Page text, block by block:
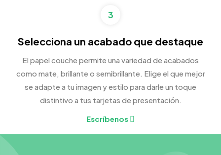
3
Selecciona un acabado que destaque
El papel couche permite una variedad de acabados
como mate, brillante o semibrillante. Elige el que mejor
se adapte a tu imagen y estilo para darle un toque
distintivo a tus tarjetas de presentación.
Escríbenos